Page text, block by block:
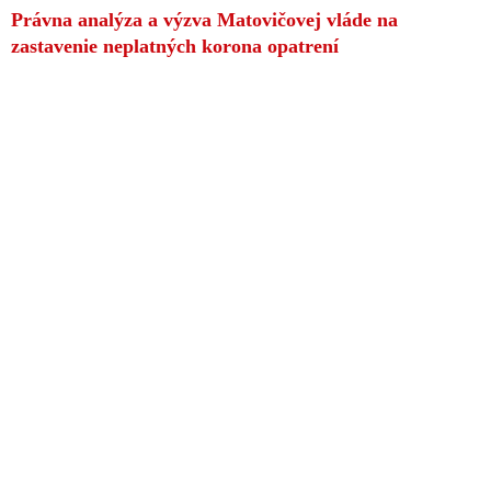
Právna analýza a výzva Matovičovej vláde na
zastavenie neplatných korona opatrení